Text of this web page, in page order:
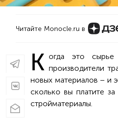
Читайте Monocle.ru в
К огда это сырье
производители
новых материалов – и
сколько вы платите
стройматериалы.